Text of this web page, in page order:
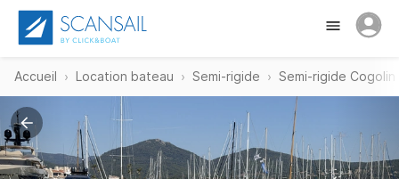
Accueil Location bateau Semi-rigide Semi-rigide Cogolin